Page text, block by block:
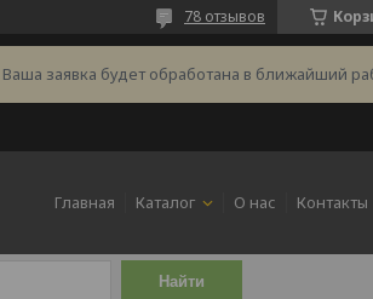
78 отзывов
заявка будет обработана в ближайший
Главная Каталог О нас Контакты
Найти